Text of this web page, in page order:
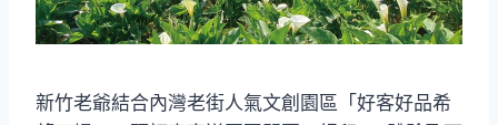
新竹老爺結合內灣老街人氣文創園區「好客好品希